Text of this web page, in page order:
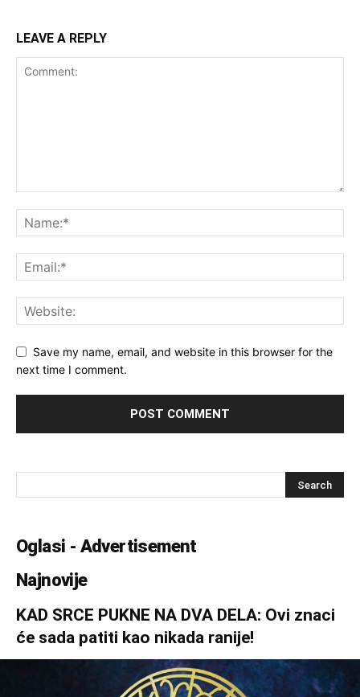
LEAVE A REPLY
Save my name, email, and website in this browser for the
next time I comment.
Oglasi - Advertisement
Najnovije
KAD SRCE PUKNE NA DVA DELA: Ovi znaci
će sada patiti kao nikada ranije!